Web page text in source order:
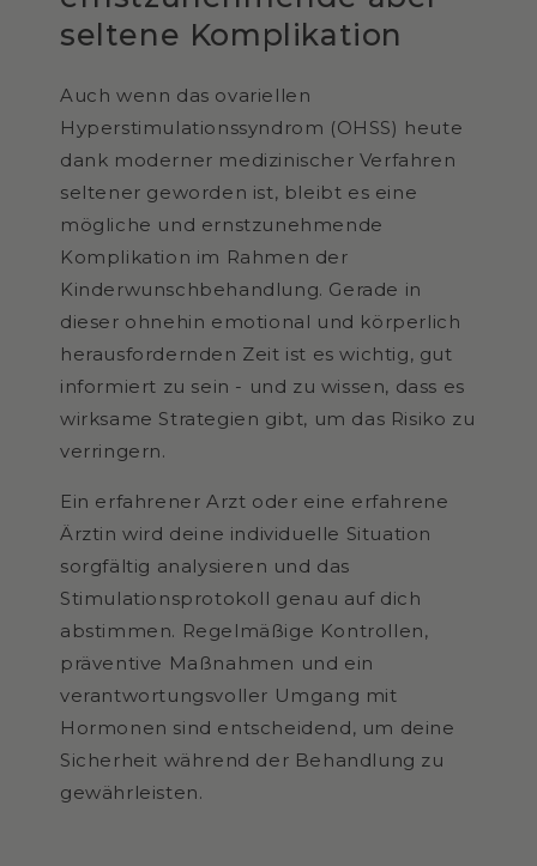
seltene Komplikation
Auch wenn das ovariellen
Hyperstimulationssyndrom (OHSS) heute
dank moderner medizinischer Verfahren
seltener geworden ist, bleibt es eine
mögliche und ernstzunehmende
Komplikation im Rahmen der
Kinderwunschbehandlung. Gerade in
dieser ohnehin emotional und körperlich
herausfordernden Zeit ist es wichtig, gut
informiert zu sein - und zu wissen, dass es
wirksame Strategien gibt, um das Risiko zu
verringern.
Ein erfahrener Arzt oder eine erfahrene
Ärztin wird deine individuelle Situation
sorgfältig analysieren und das
Stimulationsprotokoll genau auf dich
abstimmen. Regelmäßige Kontrollen,
präventive Maßnahmen und ein
verantwortungsvoller Umgang mit
Hormonen sind entscheidend, um deine
Sicherheit während der Behandlung zu
gewährleisten.